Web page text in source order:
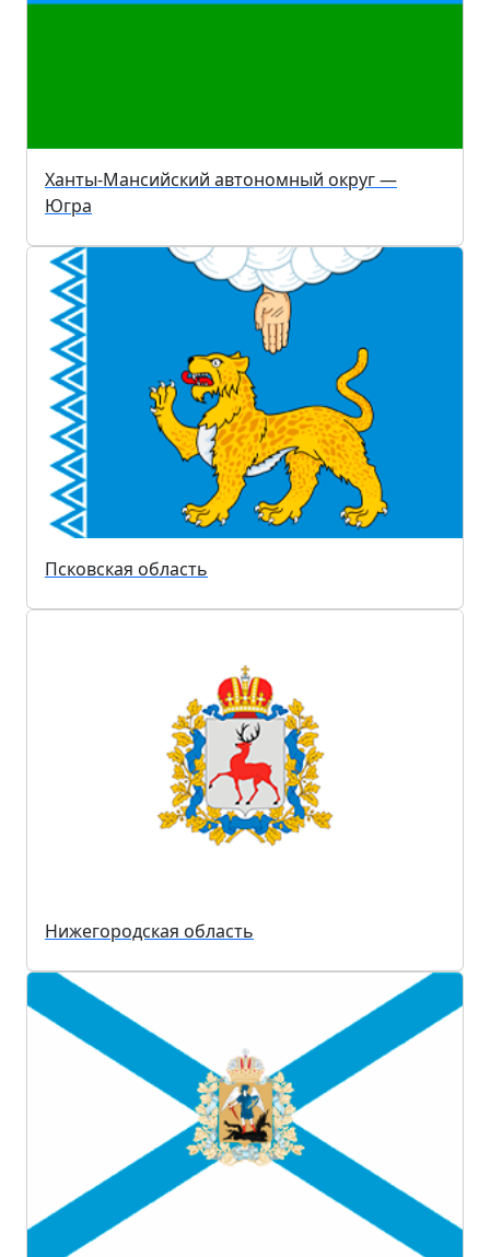
Ханты-Мансийский автономный округ —
Югра
Псковская область
Нижегородская область